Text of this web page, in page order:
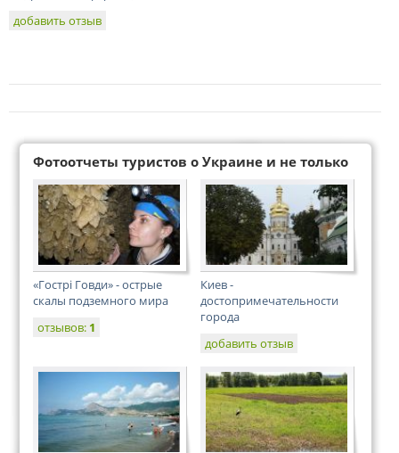
добавить отзыв
Фотоотчеты туристов о Украине и не только
«Гострі Говди» - острые
скалы подземного мира
отзывов: 1
Киев -
достопримечательности
города
добавить отзыв